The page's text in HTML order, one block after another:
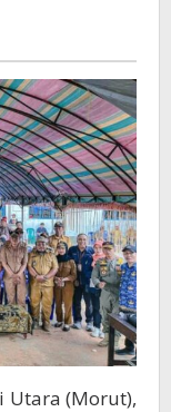
Utara (Morut),